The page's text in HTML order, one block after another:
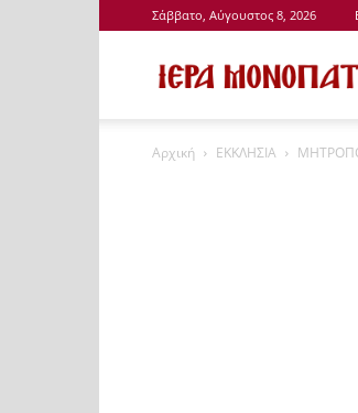
Σάββατο, Αύγουστος 8, 2026
Αρχική ΕΚΚΛΗΣΙΑ